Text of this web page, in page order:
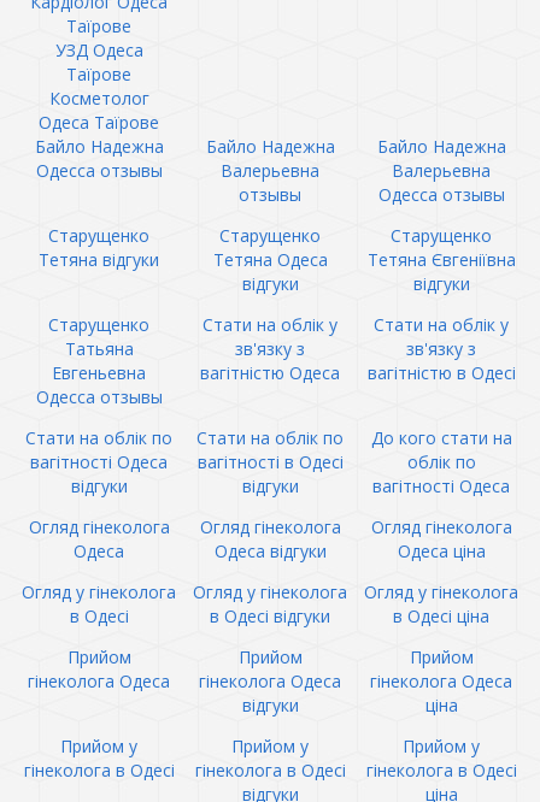
Таїрове
УЗД Одеса
Таїрове
Косметолог
Одеса Таїрове
Байло Надежна
Одесса отзывы
Байло Надежна
Валерьевна
отзывы
Байло Надежна
Валерьевна
Одесса отзывы
Старущенко
Тетяна відгуки
Старущенко
Тетяна Одеса
відгуки
Старущенко
Тетяна Євгеніївна
відгуки
Старущенко
Татьяна
Евгеньевна
Одесса отзывы
Стати на облік у
зв'язку з
вагітністю Одеса
Стати на облік у
зв'язку з
вагітністю в Одесі
Стати на облік по
вагітності Одеса
відгуки
Стати на облік по
вагітності в Одесі
відгуки
До кого стати на
облік по
вагітності Одеса
Огляд гінеколога
Одеса
Огляд гінеколога
Одеса відгуки
Огляд гінеколога
Одеса ціна
Огляд у гінеколога
в Одесі
Огляд у гінеколога
в Одесі відгуки
Огляд у гінеколога
в Одесі ціна
Прийом
гінеколога Одеса
Прийом
гінеколога Одеса
відгуки
Прийом
гінеколога Одеса
ціна
Прийом у
гінеколога в Одесі
Прийом у
гінеколога в Одесі
відгуки
Прийом у
гінеколога в Одесі
ціна